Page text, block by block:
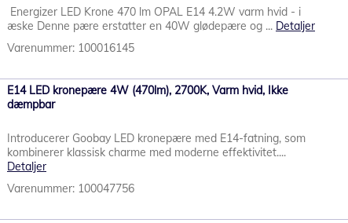
Energizer LED Krone 470 lm OPAL E14 4.2W varm hvid - i
æske Denne pære erstatter en 40W glødepære og ... Detaljer
Varenummer: 100016145
E14 LED kronepære 4W (470lm), 2700K, Varm hvid, Ikke
dæmpbar
Introducerer Goobay LED kronepære med E14-fatning, som
kombinerer klassisk charme med moderne effektivitet....
Detaljer
Varenummer: 100047756